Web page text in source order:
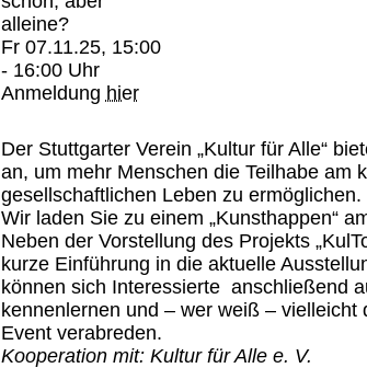
alleine?
Fr 07.11.25, 15:00
- 16:00 Uhr
Anmeldung hier
Der Stuttgarter Verein „Kultur für Alle“
an, um mehr Menschen die Teilhabe am
gesellschaftlichen Leben zu ermöglichen.
Wir laden Sie zu einem „Kunsthappen“
Neben der Vorstellung des Projekts
kurze Einführung in die aktuelle
können sich Interessierte anschließend
kennenlernen und – wer weiß – vielleicht
Event verabreden.
Kooperation mit: Kultur für Alle e. V.